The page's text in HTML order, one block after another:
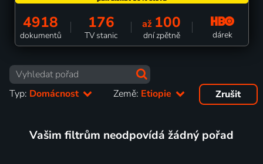
4918
dokumentů
176
TV stanic
až 100
dní zpětně dárek
Typ: Domácnost Země: Etiopie Zrušit
Vašim filtrům neodpovídá žádný pořad